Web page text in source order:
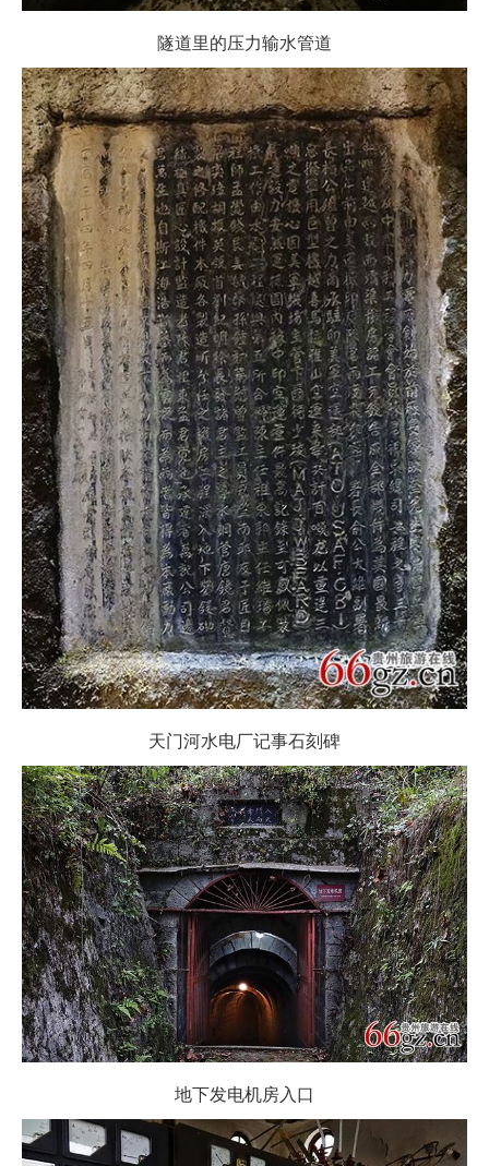
隧道里的压力输水管道
天门河水电厂记事石刻碑
地下发电机房入口